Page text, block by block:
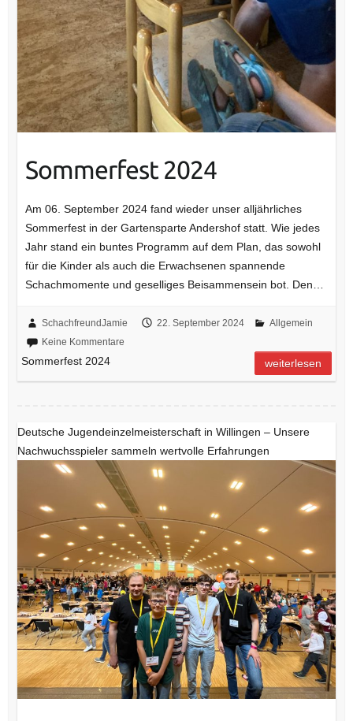
Sommerfest 2024
Am 06. September 2024 fand wieder unser alljährliches
Sommerfest in der Gartensparte Andershof statt. Wie jedes
Jahr stand ein buntes Programm auf dem Plan, das sowohl
für die Kinder als auch die Erwachsenen spannende
Schachmomente und geselliges Beisammensein bot. Den…
SchachfreundJamie 22. September 2024
Allgemein
Keine Kommentare
Sommerfest 2024 weiterlesen
Deutsche Jugendeinzelmeisterschaft in Willingen – Unsere
Nachwuchsspieler sammeln wertvolle Erfahrungen